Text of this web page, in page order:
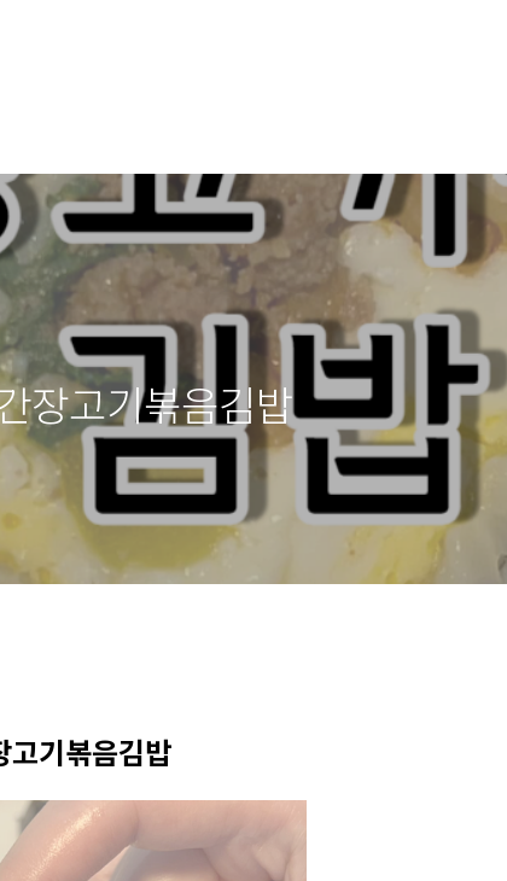
장고기볶음김밥
고기볶음김밥